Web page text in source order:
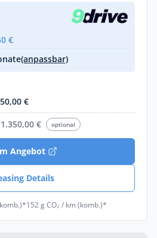
€
(anpassbar)
€
€
optional
Angebot
Details
152 g CO₂ / km (komb.)*